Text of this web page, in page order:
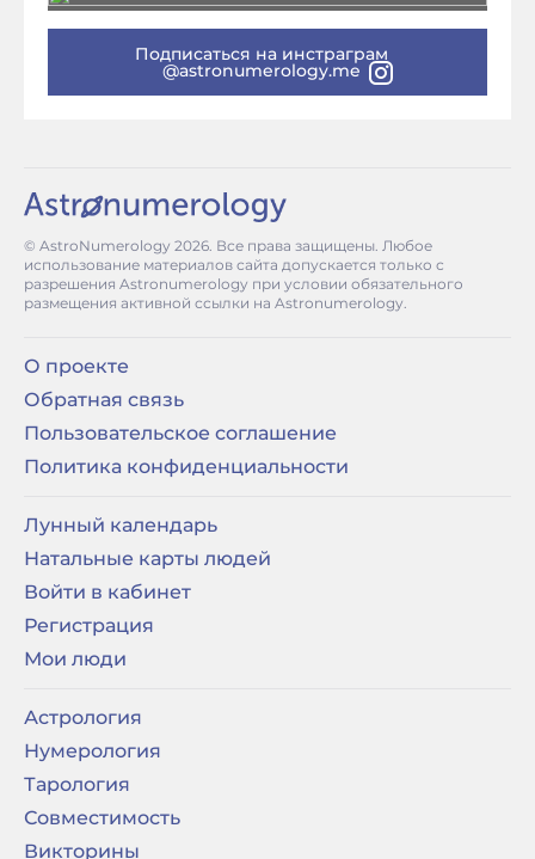
Подписаться на инстраграм
@astronumerology.me
© AstroNumerology 2026. Все права защищены. Любое
использование материалов сайта допускается только с
разрешения Astronumerology при условии обязательного
размещения активной ссылки на Astronumerology.
О проекте
Обратная связь
Пользовательское соглашение
Политика конфиденциальности
Лунный календарь
Натальные карты людей
Войти в кабинет
Регистрация
Мои люди
Астрология
Нумерология
Тарология
Совместимость
Викторины